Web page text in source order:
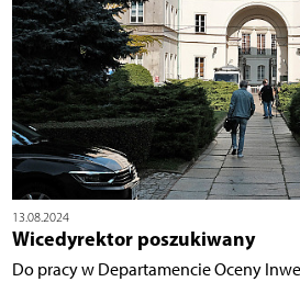
13.08.2024
Wicedyrektor poszukiwany
Do pracy w Departamencie Oceny